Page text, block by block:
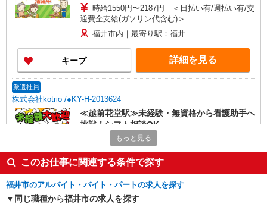
時給1550円〜2187円 ＜日払い有/週払い有/交
通費全支給(ガソリン代含む)＞
福井市内｜最寄り駅：福井
キープ 詳細を見る
派遣社員
株式会社kotrio /●KY-H-2013624
≪越前花堂駅≫未経験・無資格から看護助手へ
挑戦！シフト相談OK
時給1550円〜2187円 ＜日払い有/週払い有/交
通費全支給(ガソリン代含む)＞
福井市内 最寄り駅：越前花堂
キープ 詳細を見る
もっと見る
このお仕事に関連する条件で探す
福井市のアルバイト・バイト・パートの求人を探す
同じ職種から福井市の求人を探す